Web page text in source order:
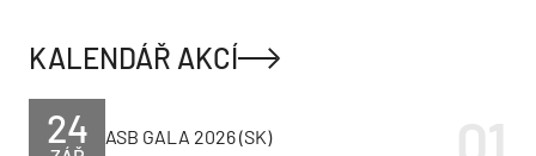
KALENDÁŘ AKCÍ
24 ASB GALA 2026 (SK)